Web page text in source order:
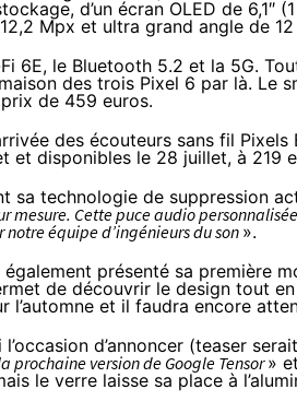
d’un écran OLED de
Mpx et ultra grand angle de
6E, le Bluetooth 5.2 et la 5G.
des trois Pixel 6 par là. Le
de 459 euros.
des écouteurs sans fil Pixels
et disponibles le 28 juillet, à 219
sa technologie de suppression
mesure. Cette puce audio
équipe d’ingénieurs du son ».
présenté sa première
de découvrir le design tout
l’automne et il faudra encore
d’annoncer (teaser
prochaine version de Google Tensor»
le verre laisse sa place à